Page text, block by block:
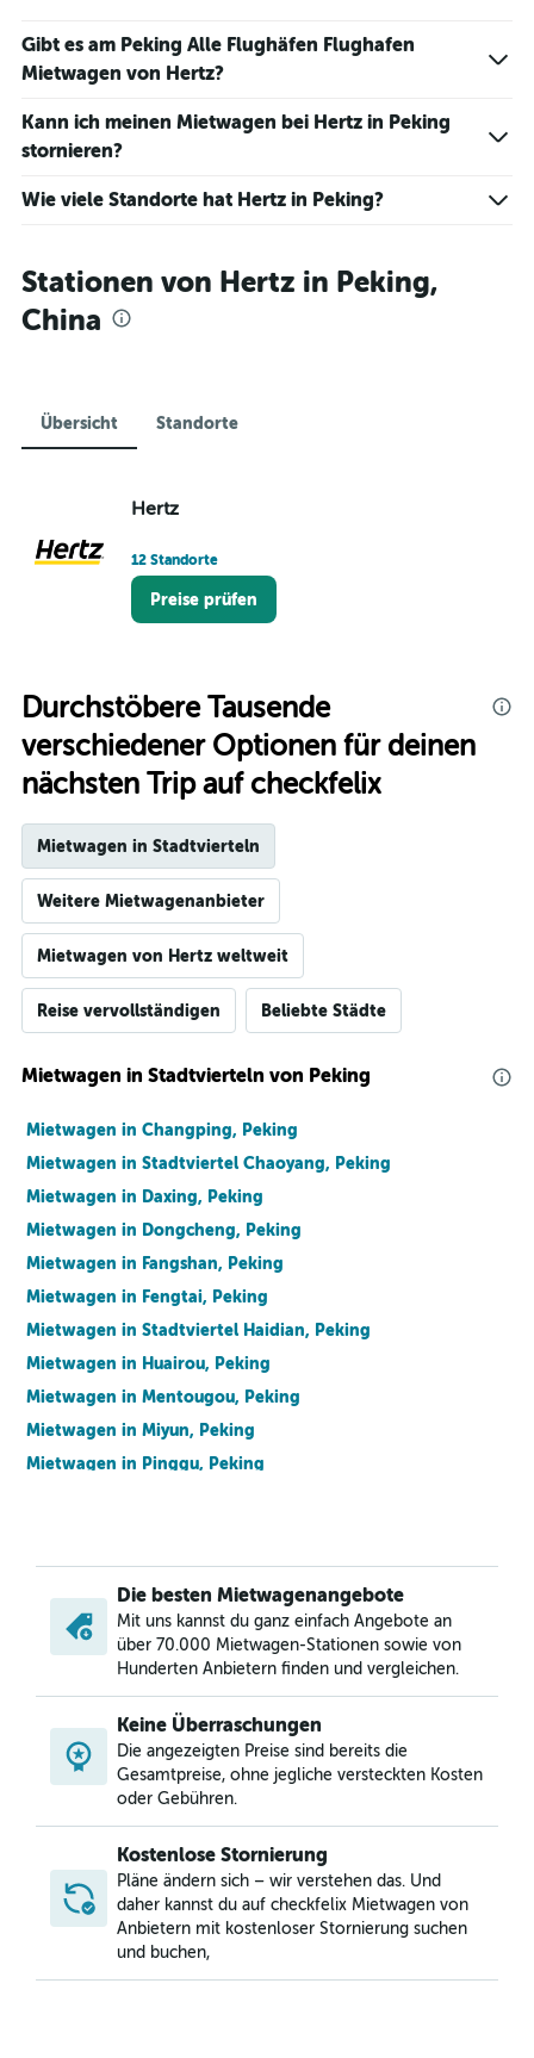
Gibt es am Peking Alle Flughäfen Flughafen
Mietwagen von Hertz?
Kann ich meinen Mietwagen bei Hertz in Peking
stornieren?
Wie viele Standorte hat Hertz in Peking?
Stationen von Hertz in Peking,
China
Übersicht Standorte
Hertz
12 Standorte
Preise prüfen
Durchstöbere Tausende
verschiedener Optionen für deinen
nächsten Trip auf checkfelix
Mietwagen in Stadtvierteln
Weitere Mietwagenanbieter
Mietwagen von Hertz weltweit
Reise vervollständigen Beliebte Städte
Mietwagen in Stadtvierteln von Peking
Mietwagen in Changping, Peking
Mietwagen in Stadtviertel Chaoyang, Peking
Mietwagen in Daxing, Peking
Mietwagen in Dongcheng, Peking
Mietwagen in Fangshan, Peking
Mietwagen in Fengtai, Peking
Mietwagen in Stadtviertel Haidian, Peking
Mietwagen in Huairou, Peking
Mietwagen in Mentougou, Peking
Mietwagen in Miyun, Peking
Mietwagen in Pinggu, Peking
Mietwagen in Tongzhou, Peking
Mietwagen in Wangjing, Peking
Mietwagen in Xicheng, Peking
Mietwagen in Yanqing, Peking
Die besten Mietwagenangebote
Mit uns kannst du ganz einfach Angebote an
über 70.000 Mietwagen-Stationen sowie von
Hunderten Anbietern finden und vergleichen.
Keine Überraschungen
Die angezeigten Preise sind bereits die
Gesamtpreise, ohne jegliche versteckten Kosten
oder Gebühren.
Kostenlose Stornierung
Pläne ändern sich – wir verstehen das. Und
daher kannst du auf checkfelix Mietwagen von
Anbietern mit kostenloser Stornierung suchen
und buchen,